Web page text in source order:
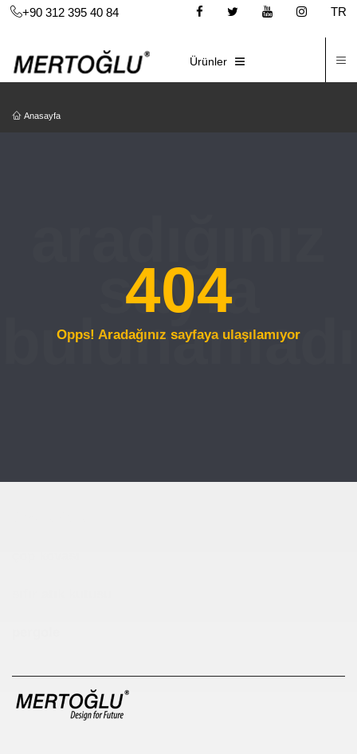
+90 312 395 40 84
TR
Ürünler
Anasayfa
404
Opps! Aradağınız sayfaya ulaşılamıyor